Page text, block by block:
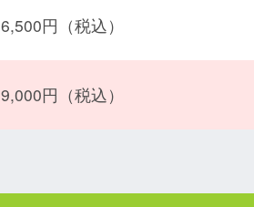
6,500円（税込）
9,000円（税込）